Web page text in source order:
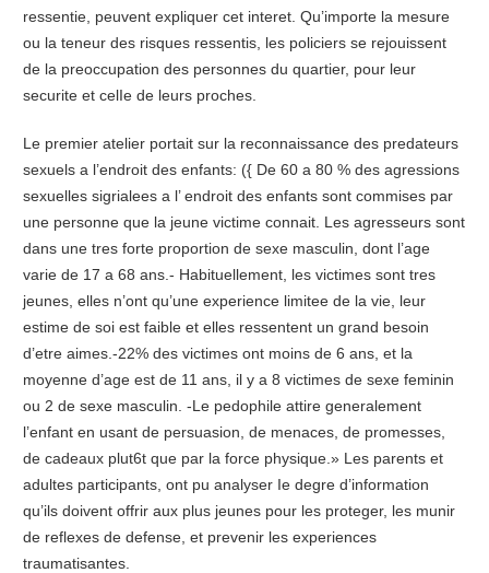
ressentie, peuvent expliquer cet interet. Qu’importe la mesure
ou la teneur des risques ressentis, les policiers se rejouissent
de la preoccupation des personnes du quartier, pour leur
securite et celIe de leurs proches.
Le premier atelier portait sur la reconnaissance des predateurs
sexuels a l’endroit des enfants: ({ De 60 a 80 % des agressions
sexuelles sigrialees a l’ endroit des enfants sont commises par
une personne que la jeune victime connait. Les agresseurs sont
dans une tres forte proportion de sexe masculin, dont l’age
varie de 17 a 68 ans.- Habituellement, les victimes sont tres
jeunes, elles n’ont qu’une experience limitee de la vie, leur
estime de soi est faible et elles ressentent un grand besoin
d’etre aimes.-22% des victimes ont moins de 6 ans, et la
moyenne d’age est de 11 ans, il y a 8 victimes de sexe feminin
ou 2 de sexe masculin. -Le pedophile attire generalement
l’enfant en usant de persuasion, de menaces, de promesses,
de cadeaux plut6t que par la force physique.» Les parents et
adultes participants, ont pu analyser Ie degre d’information
qu’ils doivent offrir aux plus jeunes pour les proteger, les munir
de reflexes de defense, et prevenir les experiences
traumatisantes.